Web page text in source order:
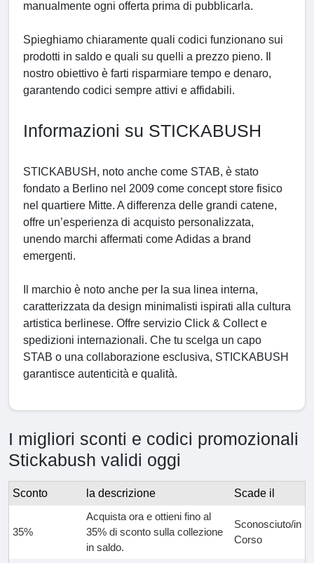
manualmente ogni offerta prima di pubblicarla.
Spieghiamo chiaramente quali codici funzionano sui
prodotti in saldo e quali su quelli a prezzo pieno. Il
nostro obiettivo è farti risparmiare tempo e denaro,
garantendo codici sempre attivi e affidabili.
Informazioni su STICKABUSH
STICKABUSH, noto anche come STAB, è stato
fondato a Berlino nel 2009 come concept store fisico
nel quartiere Mitte. A differenza delle grandi catene,
offre un’esperienza di acquisto personalizzata,
unendo marchi affermati come Adidas a brand
emergenti.
Il marchio è noto anche per la sua linea interna,
caratterizzata da design minimalisti ispirati alla cultura
artistica berlinese. Offre servizio Click & Collect e
spedizioni internazionali. Che tu scelga un capo
STAB o una collaborazione esclusiva, STICKABUSH
garantisce autenticità e qualità.
I migliori sconti e codici promozionali
Stickabush validi oggi
Sconto la descrizione Scade il
35%
Acquista ora e ottieni fino al
35% di sconto sulla collezione
in saldo.
Sconosciuto/in
Corso